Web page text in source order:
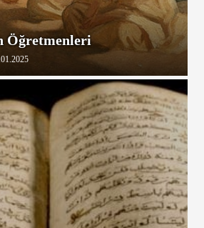
Öğretmenleri